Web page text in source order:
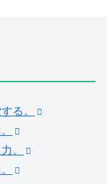
る。
。